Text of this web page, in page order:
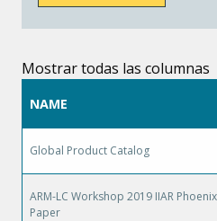
Mostrar todas las columnas
NAME
Global Product Catalog
ARM-LC Workshop 2019 IIAR
Paper